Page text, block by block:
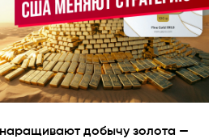
добычу золота —